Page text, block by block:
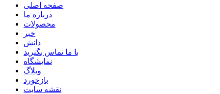
صفحه اصلی
درباره ما
محصولات
خبر
دانش
با ما تماس بگیرید
نمایشگاه
وبلاگ
بازخورد
نقشه سایت